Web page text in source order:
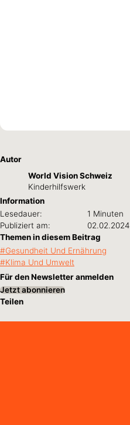
Autor
World Vision Schweiz
Kinderhilfswerk
Information
Lesedauer:
1 Minuten
Publiziert am:
02.02.2024
Themen in diesem Beitrag
Gesundheit Und Ernährung
Klima Und Umwelt
Für den Newsletter anmelden
Jetzt abonnieren
Teilen